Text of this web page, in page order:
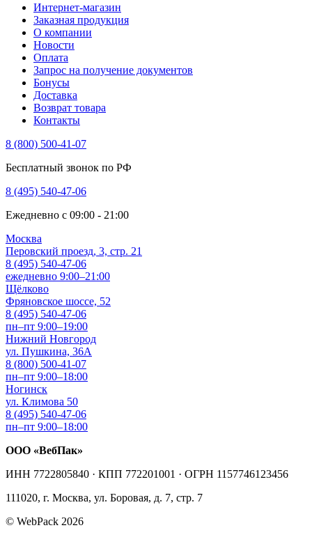
Интернет-магазин
Заказная продукция
О компании
Новости
Оплата
Запрос на получение документов
Бонусы
Доставка
Возврат товара
Контакты
8 (800) 500-41-07
Бесплатный звонок по РФ
8 (495) 540-47-06
Ежедневно с 09:00 - 21:00
Москва
Перовский проезд, 3, стр. 21
8 (495) 540-47-06
ежедневно 9:00–21:00
Щёлково
Фряновское шоссе, 52
8 (495) 540-47-06
пн–пт 9:00–19:00
Нижний Новгород
ул. Пушкина, 36А
8 (800) 500-41-07
пн–пт 9:00–18:00
Ногинск
ул. Климова 50
8 (495) 540-47-06
пн–пт 9:00–18:00
ООО «ВебПак»
ИНН 7722805840 · КПП 772201001 · ОГРН 1157746123456
111020, г. Москва, ул. Боровая, д. 7, стр. 7
© WebPack 2026